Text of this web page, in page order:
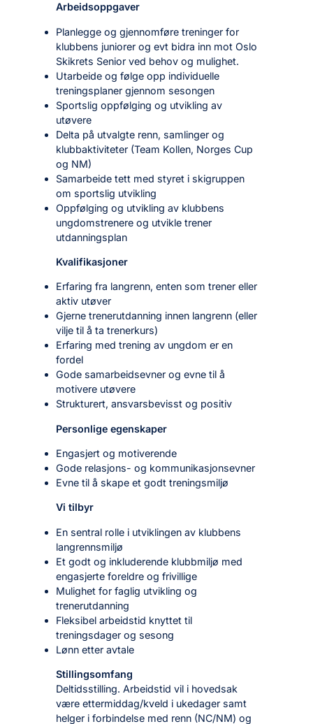
Arbeidsoppgaver
Planlegge og gjennomføre treninger for
klubbens juniorer og evt bidra inn mot Oslo
Skikrets Senior ved behov og mulighet.
Utarbeide og følge opp individuelle
treningsplaner gjennom sesongen
Sportslig oppfølging og utvikling av
utøvere
Delta på utvalgte renn, samlinger og
klubbaktiviteter (Team Kollen, Norges Cup
og NM)
Samarbeide tett med styret i skigruppen
om sportslig utvikling
Oppfølging og utvikling av klubbens
ungdomstrenere og utvikle trener
utdanningsplan
Kvalifikasjoner
Erfaring fra langrenn, enten som trener eller
aktiv utøver
Gjerne trenerutdanning innen langrenn (eller
vilje til å ta trenerkurs)
Erfaring med trening av ungdom er en
fordel
Gode samarbeidsevner og evne til å
motivere utøvere
Strukturert, ansvarsbevisst og positiv
Personlige egenskaper
Engasjert og motiverende
Gode relasjons- og kommunikasjonsevner
Evne til å skape et godt treningsmiljø
Vi tilbyr
En sentral rolle i utviklingen av klubbens
langrennsmiljø
Et godt og inkluderende klubbmiljø med
engasjerte foreldre og frivillige
Mulighet for faglig utvikling og
trenerutdanning
Fleksibel arbeidstid knyttet til
treningsdager og sesong
Lønn etter avtale
Stillingsomfang
Deltidsstilling. Arbeidstid vil i hovedsak
være ettermiddag/kveld i ukedager samt
helger i forbindelse med renn (NC/NM) og